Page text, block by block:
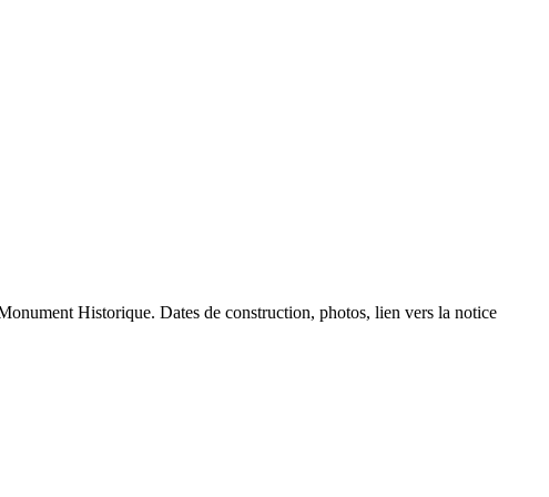
Historique. Dates de construction, photos, lien vers la notice